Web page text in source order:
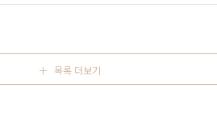
스북, 트위터, 구글플러스를 중심으로
목록 더보기